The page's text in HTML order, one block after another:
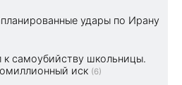
удары по Ирану
к самоубийству школьницы.
иск (6)